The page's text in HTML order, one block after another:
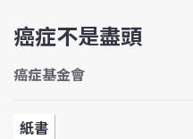
癌症不是盡頭
癌症基金會
紙書